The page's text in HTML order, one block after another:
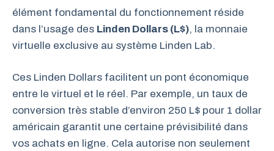
élément fondamental du fonctionnement réside
dans l’usage des Linden Dollars (L$), la monnaie
virtuelle exclusive au système Linden Lab.
Ces Linden Dollars facilitent un pont économique
entre le virtuel et le réel. Par exemple, un taux de
conversion très stable d’environ 250 L$ pour 1 dollar
américain garantit une certaine prévisibilité dans
vos achats en ligne. Cela autorise non seulement